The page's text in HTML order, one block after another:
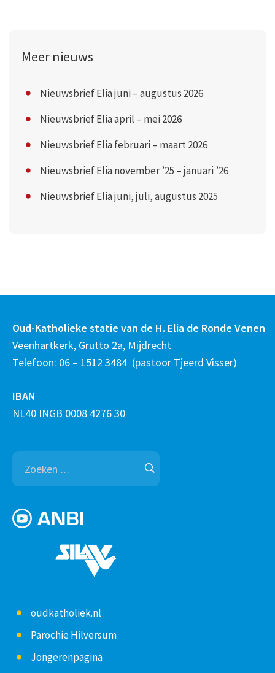
Meer nieuws
Nieuwsbrief Elia juni – augustus 2026
Nieuwsbrief Elia april – mei 2026
Nieuwsbrief Elia februari – maart 2026
Nieuwsbrief Elia november ’25 – januari ’26
Nieuwsbrief Elia juni, juli, augustus 2025
Oud-Katholieke statie van de H. Elia de Ronde Venen
Veenhartkerk, Grutto 2a, Mijdrecht
Telefoon: 06 – 1512 3484 (pastoor Tjeerd Visser)
IBAN
NL40 INGB 0008 4276 30
Zoeken
naar:
oudkatholiek.nl
Parochie Hilversum
Jongerenpagina